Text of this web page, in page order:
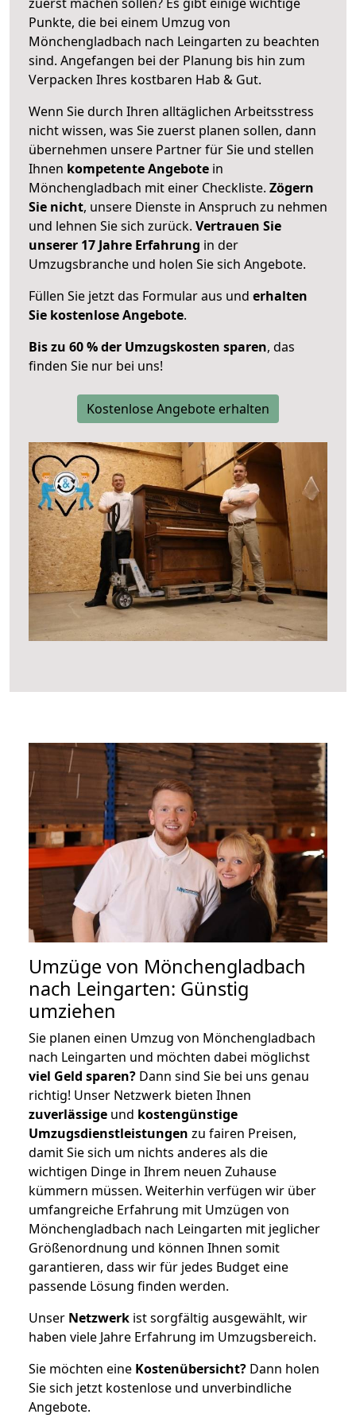
Punkte, die bei einem Umzug von
Mönchengladbach nach Leingarten zu beachten
sind. Angefangen bei der Planung bis hin zum
Verpacken Ihres kostbaren Hab & Gut.
Wenn Sie durch Ihren alltäglichen Arbeitsstress
nicht wissen, was Sie zuerst planen sollen, dann
übernehmen unsere Partner für Sie und stellen
Ihnen kompetente Angebote in
Mönchengladbach mit einer Checkliste. Zögern
Sie nicht, unsere Dienste in Anspruch zu nehmen
und lehnen Sie sich zurück. Vertrauen Sie
unserer 17 Jahre Erfahrung in der
Umzugsbranche und holen Sie sich Angebote.
Füllen Sie jetzt das Formular aus und erhalten
Sie kostenlose Angebote.
Bis zu 60 % der Umzugskosten sparen, das
finden Sie nur bei uns!
Kostenlose Angebote erhalten
Umzüge von Mönchengladbach
nach Leingarten: Günstig
umziehen
Sie planen einen Umzug von Mönchengladbach
nach Leingarten und möchten dabei möglichst
viel Geld sparen? Dann sind Sie bei uns genau
richtig! Unser Netzwerk bieten Ihnen
zuverlässige und kostengünstige
Umzugsdienstleistungen zu fairen Preisen,
damit Sie sich um nichts anderes als die
wichtigen Dinge in Ihrem neuen Zuhause
kümmern müssen. Weiterhin verfügen wir über
umfangreiche Erfahrung mit Umzügen von
Mönchengladbach nach Leingarten mit jeglicher
Größenordnung und können Ihnen somit
garantieren, dass wir für jedes Budget eine
passende Lösung finden werden.
Unser Netzwerk ist sorgfältig ausgewählt, wir
haben viele Jahre Erfahrung im Umzugsbereich.
Sie möchten eine Kostenübersicht? Dann holen
Sie sich jetzt kostenlose und unverbindliche
Angebote.